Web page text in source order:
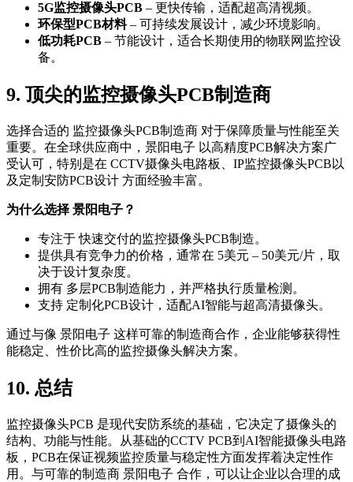
5G监控摄像头PCB – 更快传输，适配超高清视频。
环保型PCB材料– 可持续发展设计，减少环境影响。
低功耗PCB – 节能设计，适合长期使用的物联网监控设
备。
9. 顶尖的监控摄像头PCB制造商
选择合适的 监控摄像头PCB制造商 对于保障质量与性能至关
重要。在全球供应商中，景阳电子 以高精度PCB解决方案广
受认可，特别是在 CCTV摄像头电路板、IP监控摄像头PCB以
及定制安防PCB设计 方面经验丰富。
为什么选择 景阳电子？
专注于 快速交付的监控摄像头PCB制造。
提供具有竞争力的价格，通常在 5美元 – 50美元/片，取
决于设计复杂度。
拥有 多层PCB制造能力，并严格执行质量检测。
支持 定制化PCB设计，适配AI智能与超高清摄像头。
通过与像 景阳电子 这样可靠的制造商合作，企业能够获得性
能稳定、性价比高的监控摄像头解决方案。
10. 总结
监控摄像头PCB 是现代安防系统的基础，它决定了摄像头的
结构、功能与性能。从基础的CCTV PCB到AI智能摄像头电路
板，PCB在保证视频监控质量与稳定性方面发挥着决定性作
用。与可靠的制造商 景阳电子 合作，可以让企业以合理的成